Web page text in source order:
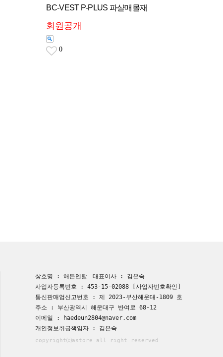
BC-VEST P-PLUS 파샬매몰재
회원공개
0
상호명 : 해든덴탈
대표이사 : 김은숙
사업자등록번호 : 453-15-02088
[사업자번호확인]
통신판매업신고번호 : 제 2023-부산해운대-1809 호
주소 : 부산광역시 해운대구 반여로 68-12
이메일 : haedeun2804@naver.com
개인정보취급책임자 : 김은숙
copyright⒞astore all right reserved